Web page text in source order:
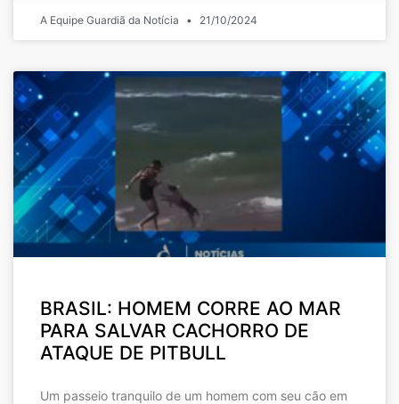
A Equipe Guardiã da Notícia 21/10/2024
BRASIL: HOMEM CORRE AO MAR
PARA SALVAR CACHORRO DE
ATAQUE DE PITBULL
Um passeio tranquilo de um homem com seu cão em